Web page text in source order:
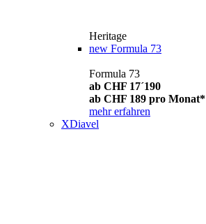
Heritage
new Formula 73
Formula 73
ab CHF 17´190
ab CHF 189 pro Monat*
mehr erfahren
XDiavel